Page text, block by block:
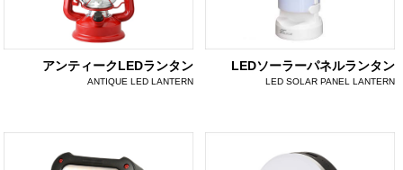
アンティークLEDランタン
ANTIQUE LED LANTERN
LEDソーラーパネルランタン
LED SOLAR PANEL LANTERN